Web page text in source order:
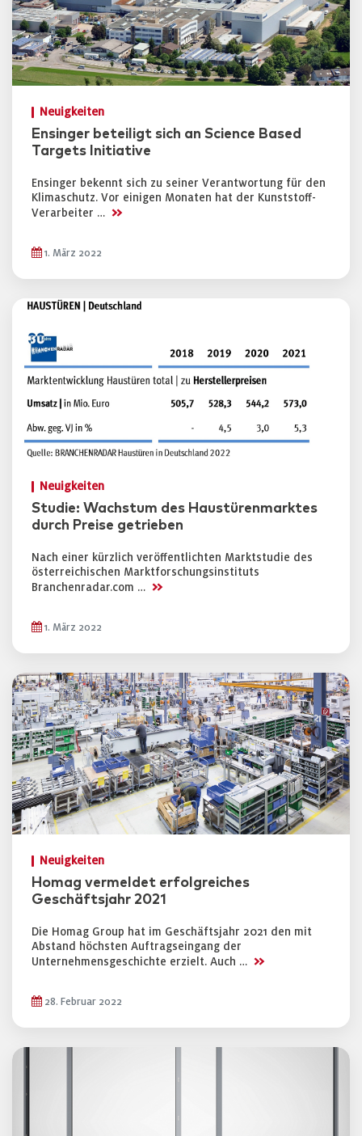
Neuigkeiten
Ensinger beteiligt sich an Science Based
Targets Initiative
Ensinger bekennt sich zu seiner Verantwortung für den
Klimaschutz. Vor einigen Monaten hat der Kunststoff-
Verarbeiter … >>
1. März 2022
Neuigkeiten
Studie: Wachstum des Haustürenmarktes
durch Preise getrieben
Nach einer kürzlich veröffentlichten Marktstudie des
österreichischen Marktforschungsinstituts
Branchenradar.com … >>
1. März 2022
Neuigkeiten
Homag vermeldet erfolgreiches
Geschäftsjahr 2021
Die Homag Group hat im Geschäftsjahr 2021 den mit
Abstand höchsten Auftragseingang der
Unternehmensgeschichte erzielt. Auch … >>
28. Februar 2022